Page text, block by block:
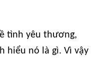
tình yêu thương,
hiểu nó là gì. Vì vậy